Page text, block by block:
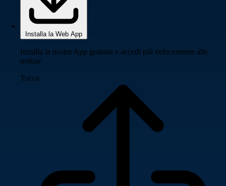
Installa la Web App
Installa la nostra App gratuita e accedi più velocemente alle
notizie
Tocca